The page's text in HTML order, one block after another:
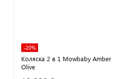
-20%
Коляска 2 в 1 Mowbaby Amber
Olive